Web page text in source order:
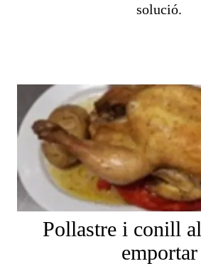
solució.
Pollastre i conill
emportar